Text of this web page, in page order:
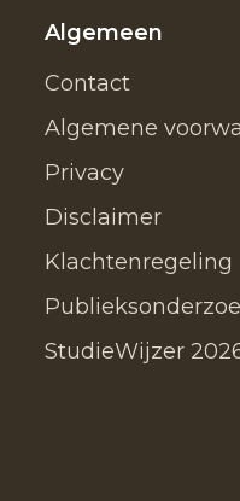
Algemeen
Contact
Algemene
Privacy
Disclaimer
Klachtenregeling
StudieWijzer